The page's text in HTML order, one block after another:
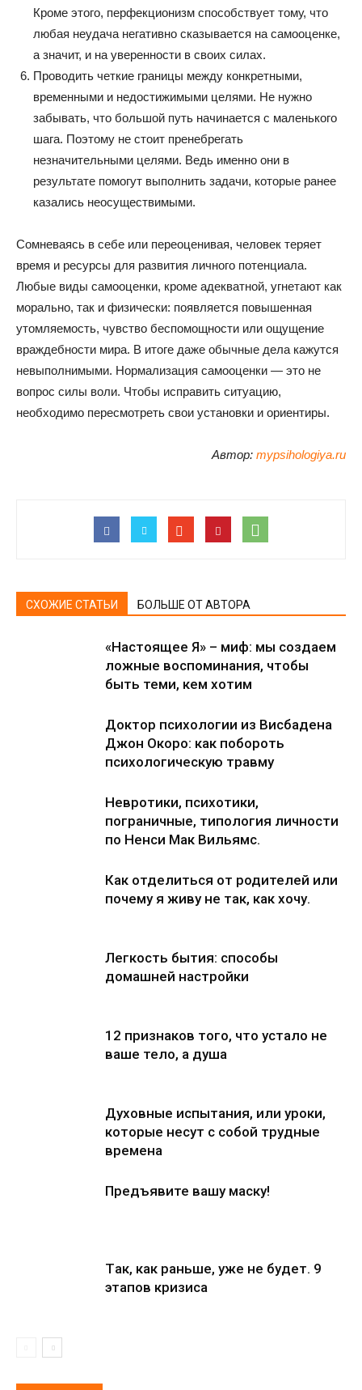
Кроме этого, перфекционизм способствует тому, что
любая неудача негативно сказывается на самооценке,
а значит, и на уверенности в своих силах.
Проводить четкие границы между конкретными,
временными и недостижимыми целями. Не нужно
забывать, что большой путь начинается с маленького
шага. Поэтому не стоит пренебрегать
незначительными целями. Ведь именно они в
результате помогут выполнить задачи, которые ранее
казались неосуществимыми.
Сомневаясь в себе или переоценивая, человек теряет
время и ресурсы для развития личного потенциала.
Любые виды самооценки, кроме адекватной, угнетают как
морально, так и физически: появляется повышенная
утомляемость, чувство беспомощности или ощущение
враждебности мира. В итоге даже обычные дела кажутся
невыполнимыми. Нормализация самооценки — это не
вопрос силы воли. Чтобы исправить ситуацию,
необходимо пересмотреть свои установки и ориентиры.
Автор: mypsihologiya.ru
СХОЖИЕ СТАТЬИ БОЛЬШЕ ОТ АВТОРА
«Настоящее Я» – миф: мы создаем
ложные воспоминания, чтобы
быть теми, кем хотим
Доктор психологии из Висбадена
Джон Окоро: как побороть
психологическую травму
Невротики, психотики,
пограничные, типология личности
по Ненси Мак Вильямс.
Как отделиться от родителей или
почему я живу не так, как хочу.
Легкость бытия: способы
домашней настройки
12 признаков того, что устало не
ваше тело, а душа
Духовные испытания, или уроки,
которые несут с собой трудные
времена
Предъявите вашу маску!
Тaк, кaк рaньше, уже не будет. 9
этапов кризиса